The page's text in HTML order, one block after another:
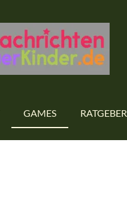
GAMES RATGEBER